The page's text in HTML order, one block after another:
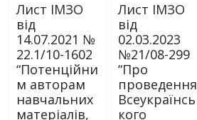
Лист ІМЗО
від
14.07.2021 №
22.1/10-1602
“Потенційни
м авторам
навчальних
матеріалів,
Лист ІМЗО
від
02.03.2023
№21/08-299
“Про
проведення
Всеукраїнсь
кого